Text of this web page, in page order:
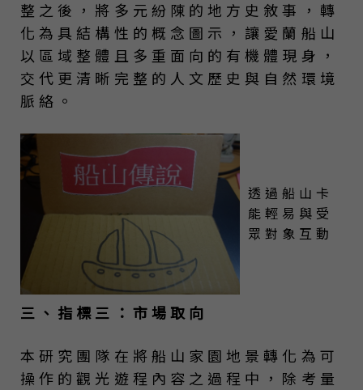
整之後，將多元紛陳的地方史敘事，轉
化為具結構性的概念圖示，讓愛蘭船山
以區域整體且多重面向的有機體現身，
交代更清晰完整的人文歷史與自然環境
脈絡。
透過船山卡
能輕易與受
眾對象互動
三、指標三：市場取向
本研究團隊在將船山家園地景轉化為可
操作的觀光遊程內容之過程中，除考量